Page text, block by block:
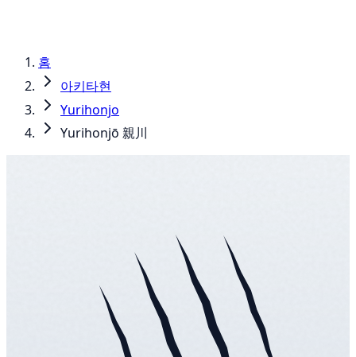
홈
아키타현
Yurihonjo
Yurihonjō 親川